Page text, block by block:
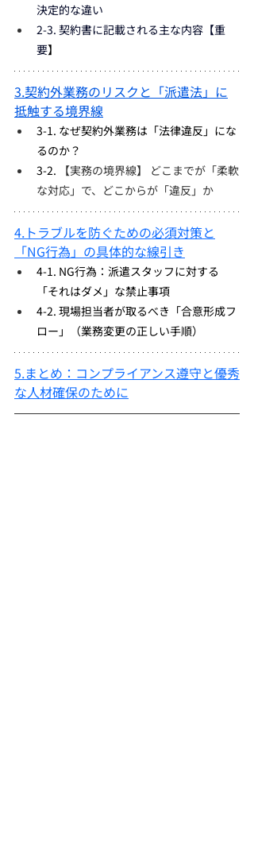
決定的な違い
2-3. 契約書に記載される主な内容【重
要】
3.契約外業務のリスクと「派遣法」に
抵触する境界線
3-1. なぜ契約外業務は「法律違反」にな
るのか？
3-2.
【実務の境界線】 どこまでが「柔軟
な対応」で、どこからが「違反」か
4.トラブルを防ぐための必須対策と
「NG行為」の具体的な線引き
4-1. NG行為：派遣スタッフに対する
「それはダメ」な禁止事項
4-2. 現場担当者が取るべき「合意形成フ
ロー」（業務変更の正しい手順）
5.まとめ：コンプライアンス遵守と優秀
な人材確保のために